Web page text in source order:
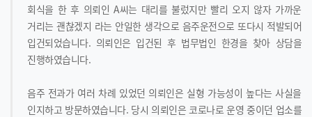
회식을 한 후 의뢰인 A씨는 대리를 불렀지만 빨리 오지 않자 가까운
거리는 괜찮겠지 라는 안일한 생각으로 음주운전으로 또다시 적발되어
입건되었습니다. 의뢰인은 입건된 후 법무법인 한경을 찾아 상담을
진행하였습니다.
음주 전과가 여러 차례 있었던 의뢰인은 실형 가능성이 높다는 사실을
인지하고 방문하였습니다. 당시 의뢰인은 코로나로 운영 중이던 업소를